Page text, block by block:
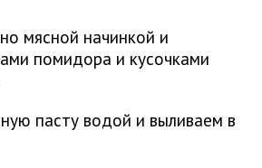
мясной начинкой и
помидора и кусочками
пасту водой и выливаем в